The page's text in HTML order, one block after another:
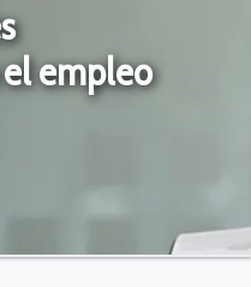
empleo